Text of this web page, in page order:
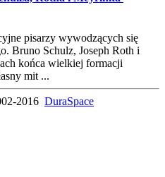
pisarzy wywodzących się
Bruno Schulz, Joseph Roth i
końca wielkiej formacji
mit ...
2016 DuraSpace